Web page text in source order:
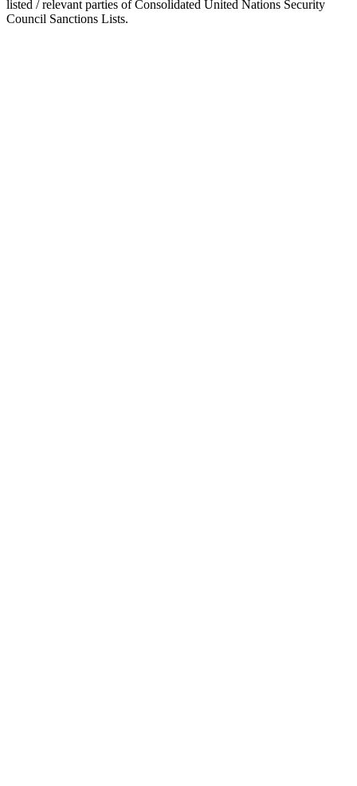
listed / relevant parties of Consolidated United Nations Security
Council Sanctions Lists.